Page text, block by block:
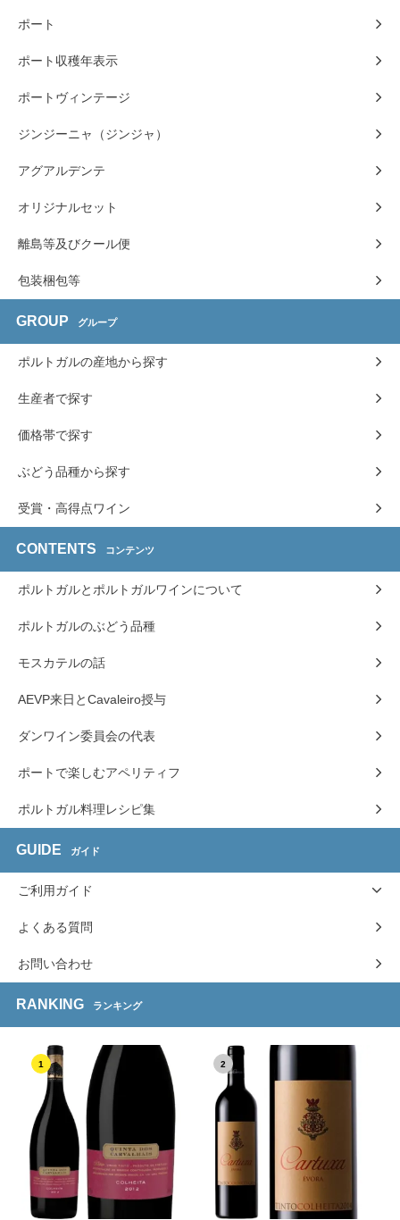
ポート
ポート収穫年表示
ポートヴィンテージ
ジンジーニャ（ジンジャ）
アグアルデンテ
オリジナルセット
離島等及びクール便
包装梱包等
GROUP グループ
ポルトガルの産地から探す
生産者で探す
価格帯で探す
ぶどう品種から探す
受賞・高得点ワイン
CONTENTS コンテンツ
ポルトガルとポルトガルワインについて
ポルトガルのぶどう品種
モスカテルの話
AEVP来日とCavaleiro授与
ダンワイン委員会の代表
ポートで楽しむアペリティフ
ポルトガル料理レシピ集
GUIDE ガイド
ご利用ガイド
よくある質問
お問い合わせ
RANKING ランキング
1 2